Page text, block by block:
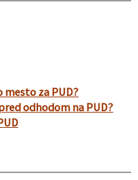
mesto za PUD?
odhodom na PUD?